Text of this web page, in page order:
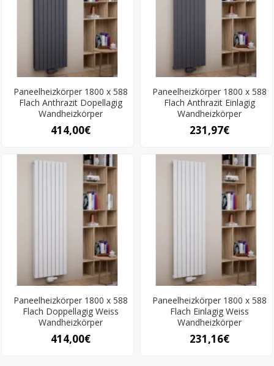
Paneelheizkörper 1800 x 588
Flach Anthrazit Dopellagig
Wandheizkörper
414,00€
Paneelheizkörper 1800 x 588
Flach Anthrazit Einlagig
Wandheizkörper
231,97€
Paneelheizkörper 1800 x 588
Flach Doppellagig Weiss
Wandheizkörper
414,00€
Paneelheizkörper 1800 x 588
Flach Einlagig Weiss
Wandheizkörper
231,16€